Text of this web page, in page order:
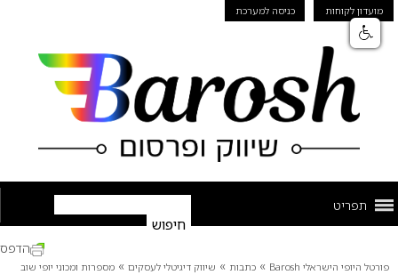
מועדון לקוחות כניסה למערכת
תפריט
פורטל היופי הישראלי Barosh » כתבות » שיווק דיגיטלי לעסקים » מספרות ומכוני יופי שוב
הדפס